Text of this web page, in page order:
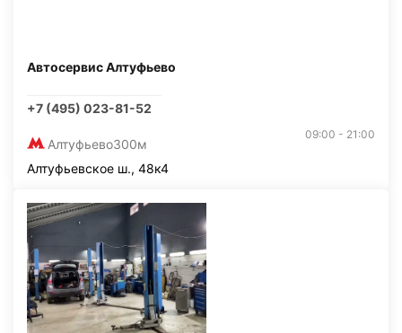
Автосервис Алтуфьево
+7 (495) 023-81-52
Алтуфьево300м
09:00 - 21:00
Алтуфьевское ш., 48к4